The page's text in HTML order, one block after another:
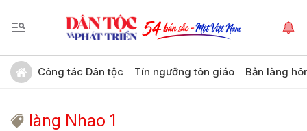
Công tác Dân tộc Tín ngưỡng tôn giáo Bản làng
làng Nhao 1